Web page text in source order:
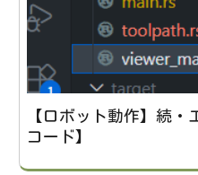
【ロボット動作】続・
コード】